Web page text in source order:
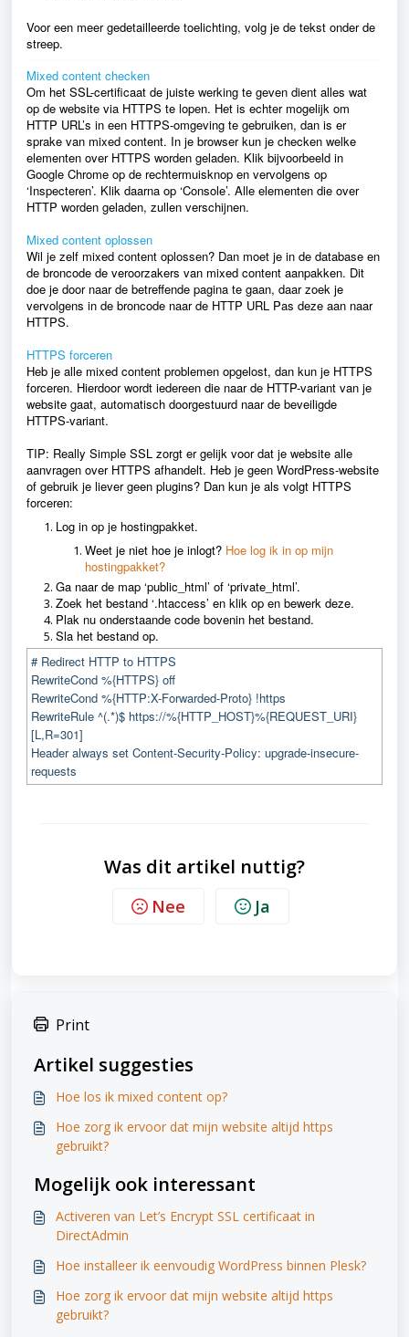
Voor een meer gedetailleerde toelichting, volg je de tekst onder de
streep.
Mixed content checken
Om het SSL-certificaat de juiste werking te geven dient alles wat
op de website via HTTPS te lopen. Het is echter mogelijk om
HTTP URL’s in een HTTPS-omgeving te gebruiken, dan is er
sprake van mixed content. In je browser kun je checken welke
elementen over HTTPS worden geladen. Klik bijvoorbeeld in
Google Chrome op de rechtermuisknop en vervolgens op
‘Inspecteren’. Klik daarna op ‘Console’. Alle elementen die over
HTTP worden geladen, zullen verschijnen.
Mixed content oplossen
Wil je zelf mixed content oplossen? Dan moet je in de database en
de broncode de veroorzakers van mixed content aanpakken. Dit
doe je door naar de betreffende pagina te gaan, daar zoek je
vervolgens in de broncode naar de HTTP URL Pas deze aan naar
HTTPS.
HTTPS forceren
Heb je alle mixed content problemen opgelost, dan kun je HTTPS
forceren. Hierdoor wordt iedereen die naar de HTTP-variant van je
website gaat, automatisch doorgestuurd naar de beveiligde
HTTPS-variant.
TIP: Really Simple SSL zorgt er gelijk voor dat je website alle
aanvragen over HTTPS afhandelt. Heb je geen WordPress-website
of gebruik je liever geen plugins? Dan kun je als volgt HTTPS
forceren:
Log in op je hostingpakket.
Weet je niet hoe je inlogt? Hoe log ik in op mijn
hostingpakket?
Ga naar de map ‘public_html’ of ‘private_html’.
Zoek het bestand ‘.htaccess’ en klik op en bewerk deze.
Plak nu onderstaande code bovenin het bestand.
Sla het bestand op.
# Redirect HTTP to HTTPS
RewriteCond %{HTTPS} off
RewriteCond %{HTTP:X-Forwarded-Proto} !https
RewriteRule ^(.*)$ https://%{HTTP_HOST}%{REQUEST_URI}
[L,R=301]
Header always set Content-Security-Policy: upgrade-insecure-
requests
Was dit artikel nuttig?
Nee Ja
Print
Artikel suggesties
Hoe los ik mixed content op?
Hoe zorg ik ervoor dat mijn website altijd https
gebruikt?
Mogelijk ook interessant
Activeren van Let’s Encrypt SSL certificaat in
DirectAdmin
Hoe installeer ik eenvoudig WordPress binnen Plesk?
Hoe zorg ik ervoor dat mijn website altijd https
gebruikt?